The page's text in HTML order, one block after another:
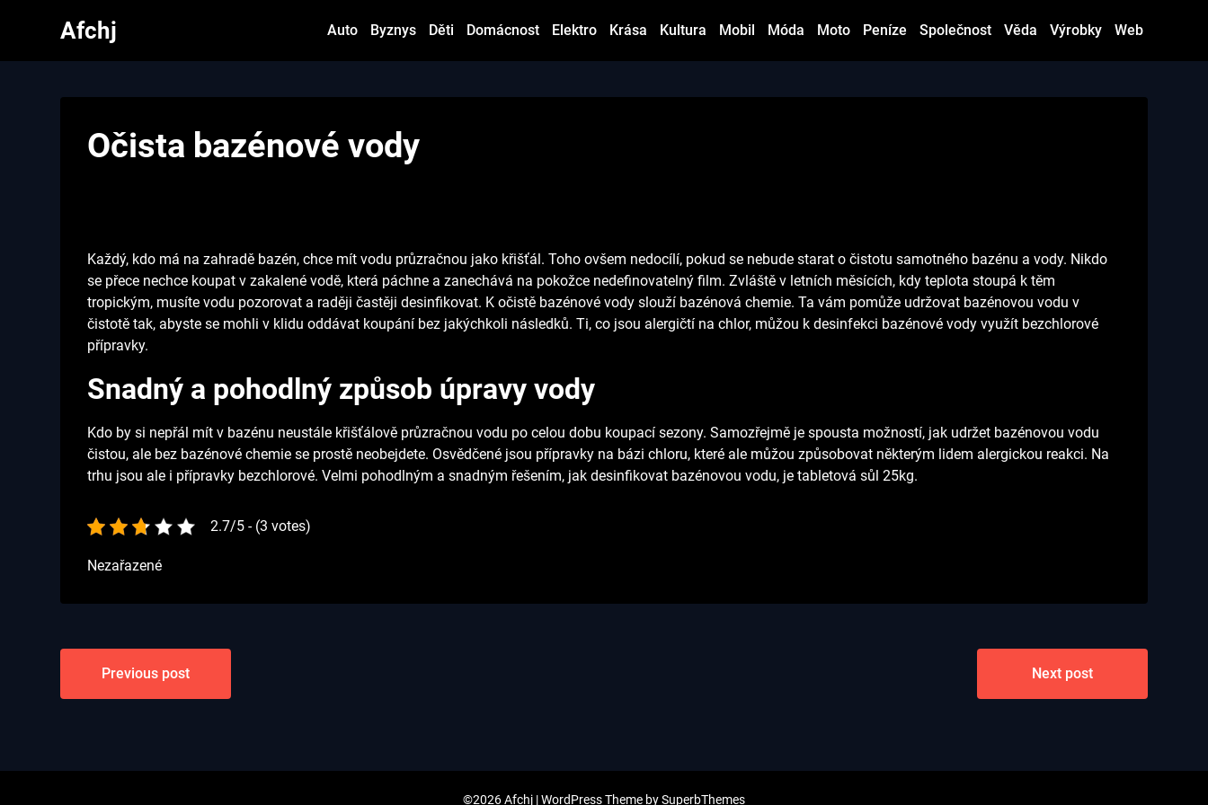
Afchj Auto Byznys Děti Domácnost Elektro Krása Kultura Mobil Móda Moto Peníze Společnost Věda Výrobky Web
Očista bazénové vody
Každý, kdo má na zahradě bazén, chce mít vodu průzračnou jako křišťál. Toho ovšem nedocílí, pokud se nebude starat o čistotu samotného bazénu a vody. Nikdo
se přece nechce koupat v zakalené vodě, která páchne a zanechává na pokožce nedefinovatelný film. Zvláště v letních měsících, kdy teplota stoupá k těm
tropickým, musíte vodu pozorovat a raději častěji desinfikovat. K očistě bazénové vody slouží bazénová chemie. Ta vám pomůže udržovat bazénovou vodu v
čistotě tak, abyste se mohli v klidu oddávat koupání bez jakýchkoli následků. Ti, co jsou alergičtí na chlor, můžou k desinfekci bazénové vody využít bezchlorové
přípravky.
Snadný a pohodlný způsob úpravy vody
Kdo by si nepřál mít v bazénu neustále křišťálově průzračnou vodu po celou dobu koupací sezony. Samozřejmě je spousta možností, jak udržet bazénovou vodu
čistou, ale bez bazénové chemie se prostě neobejdete. Osvědčené jsou přípravky na bázi chloru, které ale můžou způsobovat některým lidem alergickou reakci. Na
trhu jsou ale i přípravky bezchlorové. Velmi pohodlným a snadným řešením, jak desinfikovat bazénovou vodu, jetabletová sůl 25kg.
2.7/5 - (3 votes)
Nezařazené
Navigace
pro
Previous post Next post
©2026 Afchj | WordPress Theme bySuperbThemes